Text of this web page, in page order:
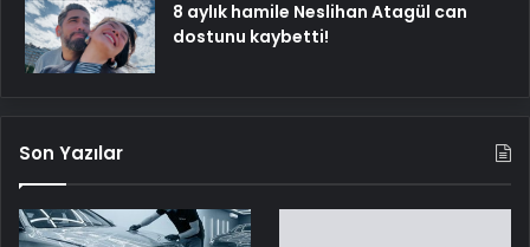
8 aylık hamile Neslihan Atagül can
dostunu kaybetti!
Son Yazılar